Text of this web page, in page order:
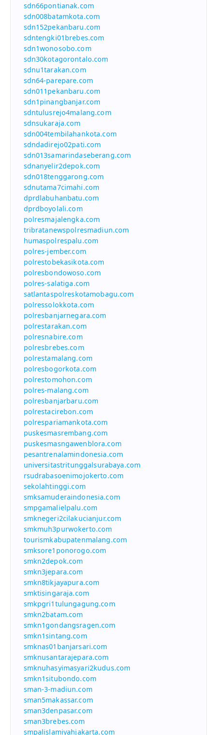
sdn66pontianak.com
sdn008batamkota.com
sdn152pekanbaru.com
sdntengki01brebes.com
sdn1wonosobo.com
sdn30kotagorontalo.com
sdnu1tarakan.com
sdn64-parepare.com
sdn011pekanbaru.com
sdn1pinangbanjar.com
sdntulusrejo4malang.com
sdnsukaraja.com
sdn004tembilahankota.com
sdndadirejo02pati.com
sdn013samarindaseberang.com
sdnanyelir2depok.com
sdn018tenggarong.com
sdnutama7cimahi.com
dprdlabuhanbatu.com
dprdboyolali.com
polresmajalengka.com
tribratanewspolresmadiun.com
humaspolrespalu.com
polres-jember.com
polrestobekasikota.com
polresbondowoso.com
polres-salatiga.com
satlantaspolreskotamobagu.com
polressolokkota.com
polresbanjarnegara.com
polrestarakan.com
polresnabire.com
polresbrebes.com
polrestamalang.com
polresbogorkota.com
polrestomohon.com
polres-malang.com
polresbanjarbaru.com
polrestacirebon.com
polrespariamankota.com
puskesmasrembang.com
puskesmasngawenblora.com
pesantrenalamindonesia.com
universitastritunggalsurabaya.com
rsudrabasoenimojokerto.com
sekolahtinggi.com
smksamuderaindonesia.com
smpgamalielpalu.com
smknegeri2cilakucianjur.com
smkmuh3purwokerto.com
tourismkabupatenmalang.com
smksore1ponorogo.com
smkn2depok.com
smkn3jepara.com
smkn8tikjayapura.com
smktisingaraja.com
smkpgri1tulungagung.com
smkn2batam.com
smkn1gondangsragen.com
smkn1sintang.com
smknas01banjarsari.com
smknusantarajepara.com
smknuhasyimasyari2kudus.com
smkn1situbondo.com
sman-3-madiun.com
sman5makassar.com
sman3denpasar.com
sman3brebes.com
smpalislamiyahjakarta.com